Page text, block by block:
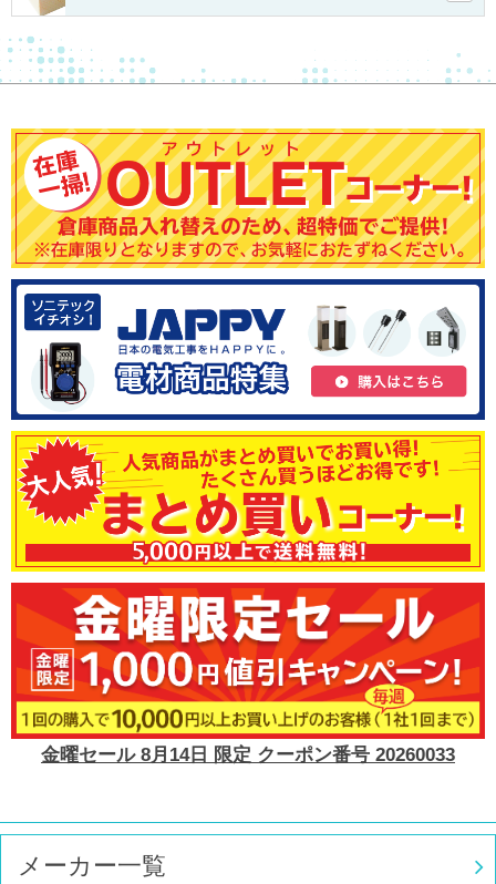
金曜セール 8月14日 限定 クーポン番号 20260033
メーカー一覧